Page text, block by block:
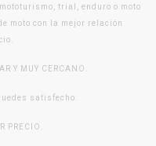
trial, enduro o moto
moto con la mejor relación
Y MUY CERCANO.
satisfecho.
PRECIO.